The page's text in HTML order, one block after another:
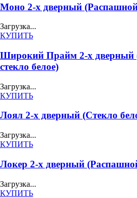
Моно 2-х дверный
Загрузка...
КУПИТЬ
Широкий Прайм 2-х дверный
стекло белое)
Загрузка...
КУПИТЬ
Лоял 2-х дверный (Стекло
Загрузка...
КУПИТЬ
Локер 2-х дверный
Загрузка...
КУПИТЬ